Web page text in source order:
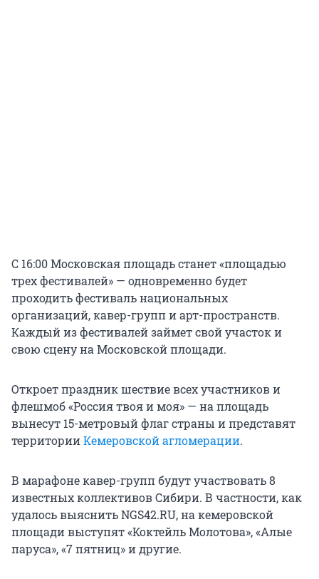
С 16:00 Московская площадь станет «площадью
трех фестивалей» — одновременно будет
проходить фестиваль национальных
организаций, кавер-групп и арт-пространств.
Каждый из фестивалей займет свой участок и
свою сцену на Московской площади.
Откроет праздник шествие всех участников и
флешмоб «Россия твоя и моя» — на площадь
вынесут 15-метровый флаг страны и представят
территорииКемеровской агломерации.
В марафоне кавер-групп будут участвовать 8
известных коллективов Сибири. В частности, как
удалось выяснить NGS42.RU, на кемеровской
площади выступят «Коктейль Молотова», «Алые
паруса», «7 пятниц» и другие.